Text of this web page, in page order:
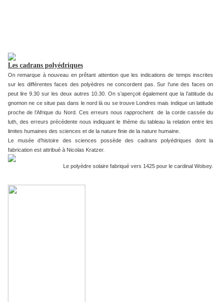
Les cadrans polyédriques
On remarque à nouveau en prêtant attention que les indications de temps inscrites
sur les différentes faces des polyèdres ne concordent pas. Sur l’une des faces on
peut lire 9.30 sur les deux autres 10.30. On s’aperçoit également que la l’attitude du
gnomon ne ce situe pas dans le nord là ou se trouve Londres mais indique un latitude
proche de l’Afrique du Nord. Ces erreurs nous rapprochent de la corde cassée du
luth, des erreurs précédente nous indiquant le thème du tableau la relation entre les
limites humaines des sciences et de la nature finie de la nature humaine.
Le musée d’histoire des sciences possède des cadrans polyédriques dont la
fabrication est attribué à Nicolas Kratzer.
Le polyèdre solaire fabriqué vers 1425 pour le cardinal Wolsey.